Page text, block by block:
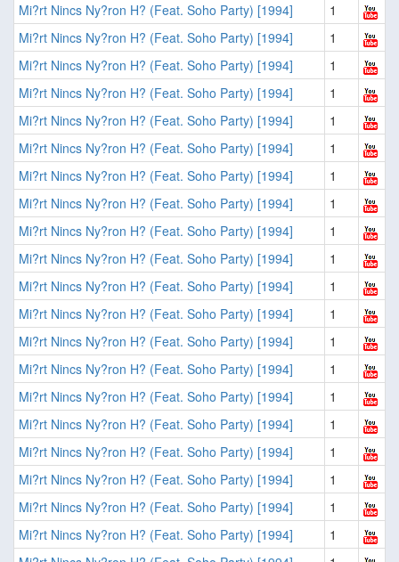
Mi?rt Nincs Ny?ron H? (Feat. Soho Party) [1994]
1
Mi?rt Nincs Ny?ron H? (Feat. Soho Party) [1994]
1
Mi?rt Nincs Ny?ron H? (Feat. Soho Party) [1994]
1
Mi?rt Nincs Ny?ron H? (Feat. Soho Party) [1994]
1
Mi?rt Nincs Ny?ron H? (Feat. Soho Party) [1994]
1
Mi?rt Nincs Ny?ron H? (Feat. Soho Party) [1994]
1
Mi?rt Nincs Ny?ron H? (Feat. Soho Party) [1994]
1
Mi?rt Nincs Ny?ron H? (Feat. Soho Party) [1994]
1
Mi?rt Nincs Ny?ron H? (Feat. Soho Party) [1994]
1
Mi?rt Nincs Ny?ron H? (Feat. Soho Party) [1994]
1
Mi?rt Nincs Ny?ron H? (Feat. Soho Party) [1994]
1
Mi?rt Nincs Ny?ron H? (Feat. Soho Party) [1994]
1
Mi?rt Nincs Ny?ron H? (Feat. Soho Party) [1994]
1
Mi?rt Nincs Ny?ron H? (Feat. Soho Party) [1994]
1
Mi?rt Nincs Ny?ron H? (Feat. Soho Party) [1994]
1
Mi?rt Nincs Ny?ron H? (Feat. Soho Party) [1994]
1
Mi?rt Nincs Ny?ron H? (Feat. Soho Party) [1994]
1
Mi?rt Nincs Ny?ron H? (Feat. Soho Party) [1994]
1
Mi?rt Nincs Ny?ron H? (Feat. Soho Party) [1994]
1
Mi?rt Nincs Ny?ron H? (Feat. Soho Party) [1994]
1